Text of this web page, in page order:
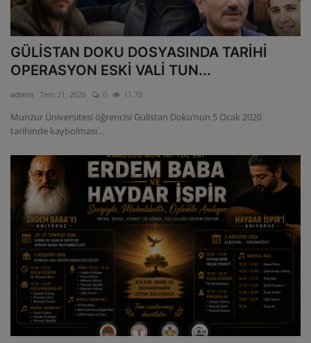
GÜLİSTAN DOKU DOSYASINDA TARİHİ
OPERASYON ESKİ VALİ TUN...
admin Tem 21, 2026 0 11.7B
Munzur Üniversitesi öğrencisi Gülistan Doku’nun 5 Ocak 2020
tarihinde kaybolması...